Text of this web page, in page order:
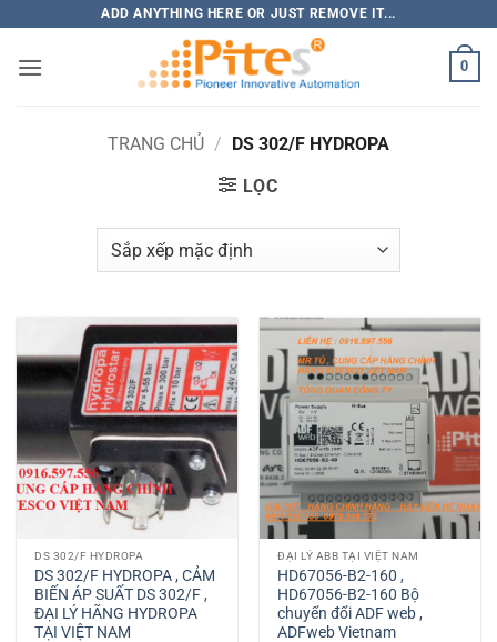
nội
ADD ANYTHING HERE OR JUST REMOVE IT...
0
TRANG CHỦ / DS 302/F HYDROPA
LỌC
DS 302/F HYDROPA
DS 302/F HYDROPA , CẢM
BIẾN ÁP SUẤT DS 302/F ,
ĐẠI LÝ HÃNG HYDROPA
TẠI VIỆT NAM
ĐẠI LÝ ABB TẠI VIỆT NAM
HD67056-B2-160 ,
HD67056-B2-160 Bộ
chuyển đổi ADF web ,
ADFweb Vietnam